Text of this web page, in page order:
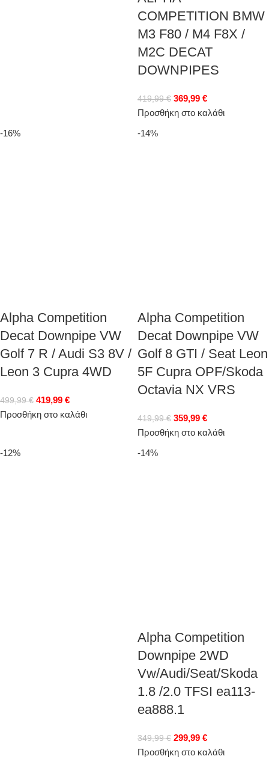
COMPETITION BMW
M3 F80 / M4 F8X /
M2C DECAT
DOWNPIPES
419,99€ 369,99 €
Προσθήκη στο καλάθι
-16%
Alpha Competition
Decat Downpipe VW
Golf 7 R / Audi S3 8V /
Leon 3 Cupra 4WD
499,99€ 419,99 €
Προσθήκη στο καλάθι
-14%
Alpha Competition
Decat Downpipe VW
Golf 8 GTI / Seat Leon
5F Cupra OPF/Skoda
Octavia NX VRS
419,99€ 359,99 €
Προσθήκη στο καλάθι
-12%
-14%
Alpha Competition
Downpipe 2WD
Vw/Audi/Seat/Skoda
1.8 /2.0 TFSI ea113-
ea888.1
349,99€ 299,99 €
Προσθήκη στο καλάθι